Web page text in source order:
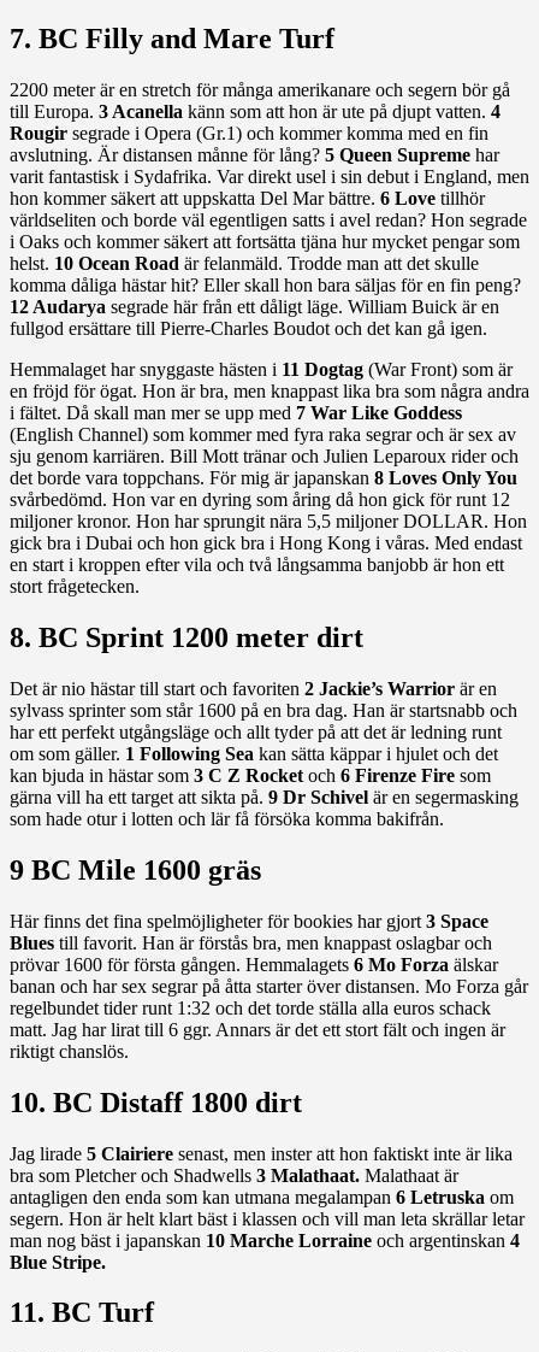
7. BC Filly and Mare Turf
2200 meter är en stretch för många amerikanare och segern bör gå
till Europa. 3 Acanella känn som att hon är ute på djupt vatten. 4
Rougir segrade i Opera (Gr.1) och kommer komma med en fin
avslutning. Är distansen månne för lång? 5 Queen Supreme har
varit fantastisk i Sydafrika. Var direkt usel i sin debut i England, men
hon kommer säkert att uppskatta Del Mar bättre. 6 Love tillhör
världseliten och borde väl egentligen satts i avel redan? Hon segrade
i Oaks och kommer säkert att fortsätta tjäna hur mycket pengar som
helst. 10 Ocean Road är felanmäld. Trodde man att det skulle
komma dåliga hästar hit? Eller skall hon bara säljas för en fin peng?
12 Audarya segrade här från ett dåligt läge. William Buick är en
fullgod ersättare till Pierre-Charles Boudot och det kan gå igen.
Hemmalaget har snyggaste hästen i 11 Dogtag (War Front) som är
en fröjd för ögat. Hon är bra, men knappast lika bra som några andra
i fältet. Då skall man mer se upp med 7 War Like Goddess
(English Channel) som kommer med fyra raka segrar och är sex av
sju genom karriären. Bill Mott tränar och Julien Leparoux rider och
det borde vara toppchans. För mig är japanskan 8 Loves Only You
svårbedömd. Hon var en dyring som åring då hon gick för runt 12
miljoner kronor. Hon har sprungit nära 5,5 miljoner DOLLAR. Hon
gick bra i Dubai och hon gick bra i Hong Kong i våras. Med endast
en start i kroppen efter vila och två långsamma banjobb är hon ett
stort frågetecken.
8. BC Sprint 1200 meter dirt
Det är nio hästar till start och favoriten 2 Jackie’s Warrior är en
sylvass sprinter som står 1600 på en bra dag. Han är startsnabb och
har ett perfekt utgångsläge och allt tyder på att det är ledning runt
om som gäller. 1 Following Sea kan sätta käppar i hjulet och det
kan bjuda in hästar som 3 C Z Rocket och 6 Firenze Fire som
gärna vill ha ett target att sikta på. 9 Dr Schivel är en segermasking
som hade otur i lotten och lär få försöka komma bakifrån.
9 BC Mile 1600 gräs
Här finns det fina spelmöjligheter för bookies har gjort 3 Space
Blues till favorit. Han är förstås bra, men knappast oslagbar och
prövar 1600 för första gången. Hemmalagets 6 Mo Forza älskar
banan och har sex segrar på åtta starter över distansen. Mo Forza går
regelbundet tider runt 1:32 och det torde ställa alla euros schack
matt. Jag har lirat till 6 ggr. Annars är det ett stort fält och ingen är
riktigt chanslös.
10. BC Distaff 1800 dirt
Jag lirade 5 Clairiere senast, men inster att hon faktiskt inte är lika
bra som Pletcher och Shadwells 3 Malathaat. Malathaat är
antagligen den enda som kan utmana megalampan 6 Letruska om
segern. Hon är helt klart bäst i klassen och vill man leta skrällar letar
man nog bäst i japanskan 10 Marche Lorraine och argentinskan 4
Blue Stripe.
11. BC Turf